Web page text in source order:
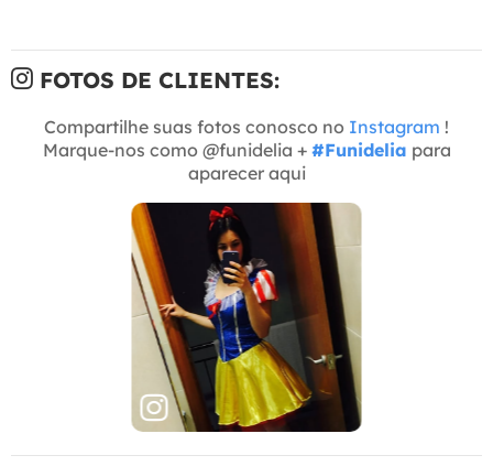
FOTOS DE CLIENTES:
Compartilhe suas fotos conosco no Instagram !
Marque-nos como @funidelia + #Funidelia para
aparecer aqui